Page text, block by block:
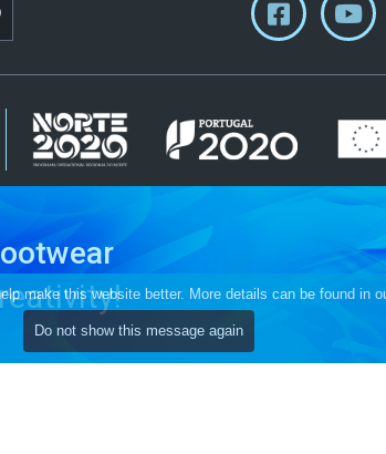
make this website better. More details can be found in